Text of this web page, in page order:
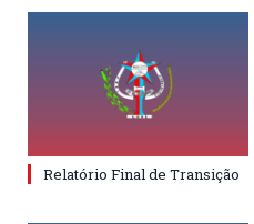
Relatório Final de Transição